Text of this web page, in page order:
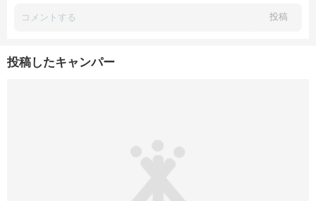
投稿
投稿したキャンパー